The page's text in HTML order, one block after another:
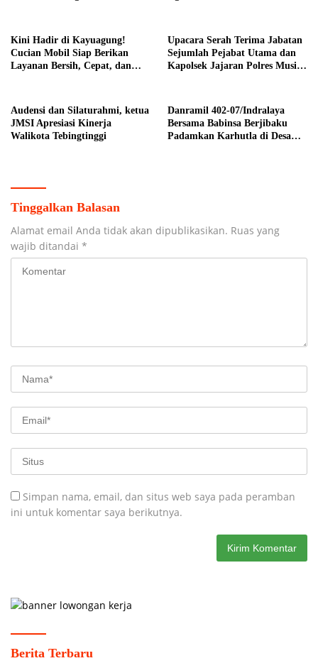
Kini Hadir di Kayuagung!
Cucian Mobil Siap Berikan
Layanan Bersih, Cepat, dan
Upacara Serah Terima Jabatan
Sejumlah Pejabat Utama dan
Kapolsek Jajaran Polres Musi
Audensi dan Silaturahmi, ketua
JMSI Apresiasi Kinerja
Walikota Tebingtinggi
Danramil 402-07/Indralaya
Bersama Babinsa Berjibaku
Padamkan Karhutla di Desa
Tinggalkan Balasan
Alamat email Anda tidak akan dipublikasikan. Ruas yang
wajib ditandai *
Simpan nama, email, dan situs web saya pada peramban
ini untuk komentar saya berikutnya.
Berita Terbaru